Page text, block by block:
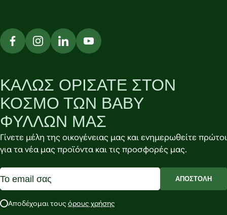
ΚΑΛΩΣ ΟΡΙΣΑΤΕ ΣΤΟΝ
ΚΟΣΜΟ ΤΩΝ BABY
ΦΥΛΛΩΝ ΜΑΣ
Γίνετε μέλη της οικογένειας μας και ενημερωθείτε πρώτοι
για τα νέα μας προϊόντα και τις προσφορές μας.
ΑΠΟΣΤΟΛΗ
Αποδέχομαι τους όρους χρήσης